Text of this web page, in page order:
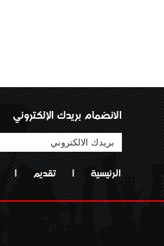
الانضمام بريدك الإلكتروني
الرئيسية | تقديم |